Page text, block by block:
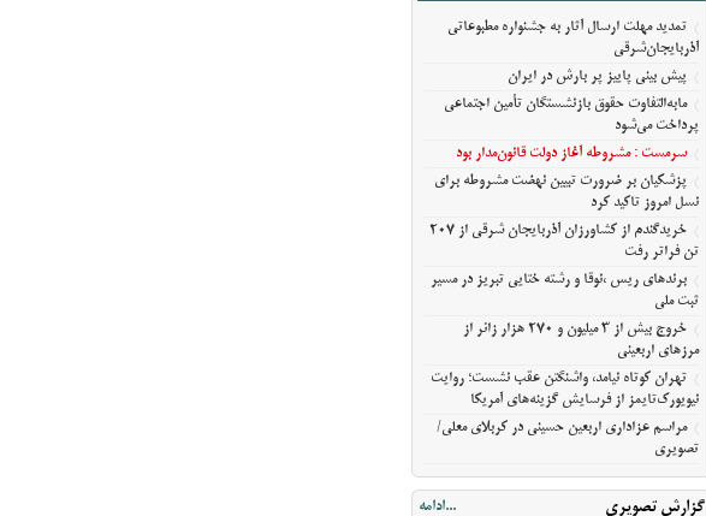
خروج بیش از ۳ میلیون و ۲۷۰ هزار زائر از
مرزهای اربعینی
تهران کوتاه نیامد، واشنگتن عقب نشست؛
روایت نیویورک‌تایمز از فرسایش گزینه‌های
آمریکا
مراسم عزاداری اربعین حسینی در کربلای
معلی/تصویری
تمدید مهلت ارسال آثار به جشنواره مطبوعاتی
آذربایجان‌شرقی
پیش‌ بینی پاییز پر بارش در ایران
مابه‌التفاوت حقوق بازنشستگان تأمین اجتماعی
پرداخت می‌شود
سرمست : مشروطه آغاز دولت قانون‌مدار بود
پزشکیان بر ضرورت تبیین نهضت مشروطه برای
نسل امروز تاکید کرد
خریدگندم از کشاورزان آذربایجان شرقی از 207
تن فراتر رفت
برندهای ریس ،‌نوقا و رشته ختایی تبریز در مسیر
ثبت ملی
خروج بیش از ۳ میلیون و ۲۷۰ هزار زائر از
مرزهای اربعینی
تهران کوتاه نیامد، واشنگتن عقب نشست؛ روایت
نیویورک‌تایمز از فرسایش گزینه‌های آمریکا
مراسم عزاداری اربعین حسینی در کربلای معلی/
تصویری
گزارش تصویری ...ادامه